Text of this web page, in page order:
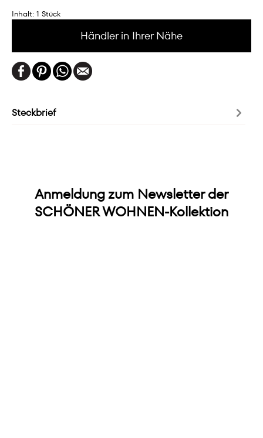
Inhalt: 1 Stück
Händler in Ihrer Nähe
Steckbrief
Anmeldung zum Newsletter der
SCHÖNER WOHNEN-Kollektion